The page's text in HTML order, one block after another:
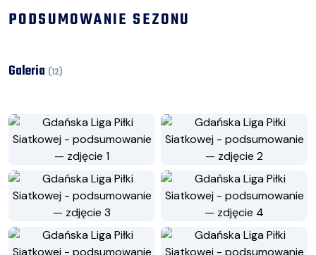
PODSUMOWANIE SEZONU
Galeria (12)